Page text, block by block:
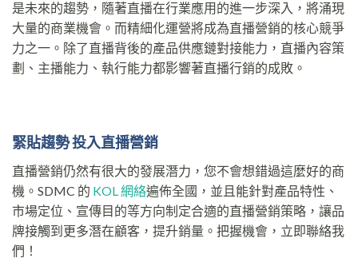
是未來的趨勢，隨著直播在行業應用的進一步深入，將涌現
大量的商業機會。而精細化運營將成為直播營銷的核心競爭
力之一。除了直播背後的產品供應鏈對接能力，直播內容策
劃、主播能力、執行能力都影響著直播行銷的成敗。
緊貼趨勢 投入直播營銷
直播營銷仍然有很大的發展潛力，您不會想錯過這麼好的商
機。SDMC 的 KOL 網絡遍佈全國，並且能針對產品特性、
市場定位、宣傳目的等方向制定合適的直播營銷策略，讓品
牌接觸到更多潛在顧客，提升銷量。把握機會，立即聯絡我
們！